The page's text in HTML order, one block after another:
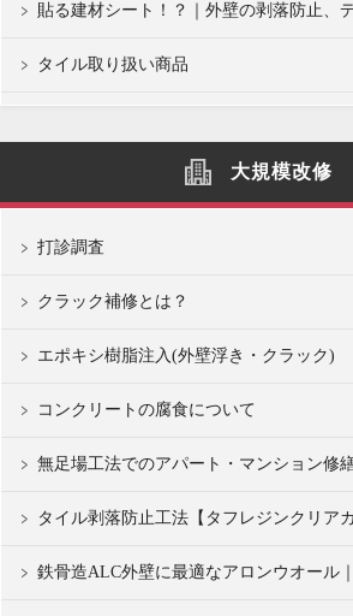
貼る建材シート！？｜外壁の剥落防止、
タイル取り扱い商品
大規模改修
打診調査
クラック補修とは？
エポキシ樹脂注入(外壁浮き・クラック)
コンクリートの腐食について
無足場工法でのアパート・マンション修
タイル剥落防止工法【タフレジンクリアガ
鉄骨造ALC外壁に最適なアロンウオール